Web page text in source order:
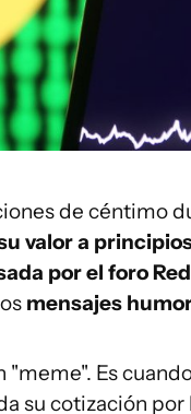
de céntimo
valor a
por el foro
mensajes
Es
su cotización